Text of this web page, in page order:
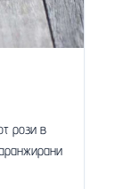
рози в